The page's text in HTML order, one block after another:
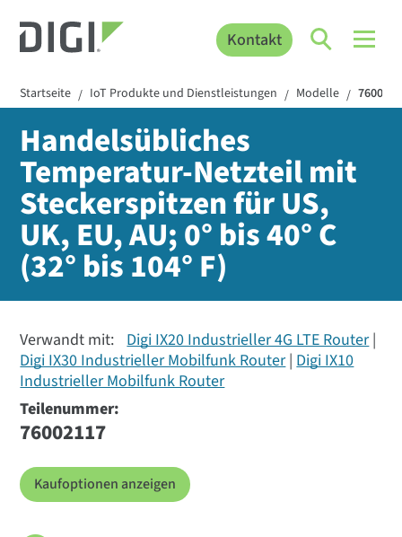
Kontakt
Startseite / IoT Produkte und Dienstleistungen / Modelle /
Handelsübliches
Temperatur-Netzteil mit
Steckerspitzen für US,
UK, EU, AU; 0° bis 40° C
(32° bis 104° F)
Verwandt mit: Digi IX20 Industrieller 4G LTE Router
Digi IX30 Industrieller Mobilfunk Router Digi IX10
Industrieller Mobilfunk Router
Teilenummer:
76002117
Kaufoptionen anzeigen